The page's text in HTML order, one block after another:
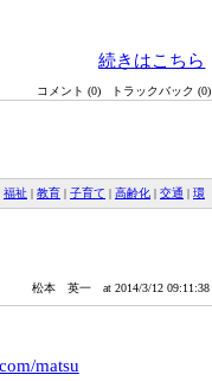
続きはこちら
コメント (0) トラックバック (0)
福祉 | 教育 | 子育て | 高齢化 | 交通 | 環
松本 英一 at 2014/3/12 09:11:38
matsu